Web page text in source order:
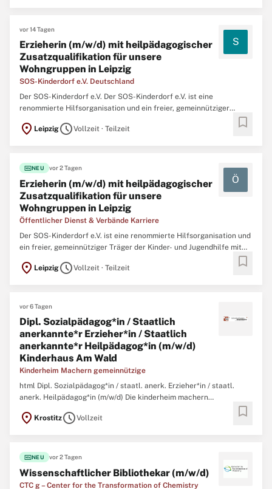
vor 14 Tagen
Erzieherin (m/w/d) mit heilpädagogischer
Zusatzqualifikation für unsere
Wohngruppen in Leipzig
SOS-Kinderdorf e.V. Deutschland
S
Der SOS-Kinderdorf e.V. Der SOS-Kinderdorf e.V. ist eine
renommierte Hilfsorganisation und ein freier, gemeinnütziger
gesamten Bundesgebiet und rund 5.200 Mitarbeiterinnen und
location_on LeipzigscheduleVollzeit · Teilzeit bookmark
fiber_newNEU vor 2 Tagen
Erzieherin (m/w/d) mit heilpädagogischer
Zusatzqualifikation für unsere
Wohngruppen in Leipzig
Öffentlicher Dienst & Verbände Karriere
Ö
Der SOS-Kinderdorf e.V. ist eine renommierte Hilfsorganisation und
ein freier, gemeinnütziger Träger der Kinder- und Jugendhilfe mit
Mitarbeiterinnen und Mitarbeitern. Das SOS-Kinderdorf Sachsen
location_on LeipzigscheduleVollzeit · Teilzeit bookmark
vor 6 Tagen
Dipl. Sozialpädagog*in / Staatlich
anerkannte*r Erzieher*in / Staatlich
anerkannte*r Heilpädagog*in (m/w/d)
Kinderhaus Am Wald
Kinderheim Machern gemeinnützige
html Dipl. Sozialpädagog*in / staatl. anerk. Erzieher*in / staatl.
anerk. Heilpädagog*in (m/w/d) Die kinderheim machern
Jugendhilfeträger mit verschiedenen Standorten in der Region
location_on KrostitzscheduleVollzeit bookmark
fiber_newNEU vor 2 Tagen
Wissenschaftlicher Bibliothekar (m/w/d)
CTC g – Center for the Transformation of Chemistry